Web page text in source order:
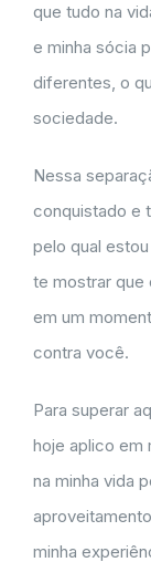
que tudo na
e minha sócia
diferentes, o
sociedade.
Nessa
conquistado e
pelo qual
te mostrar que
em um
contra você.
Para superar
hoje aplico em
na minha vida
minha